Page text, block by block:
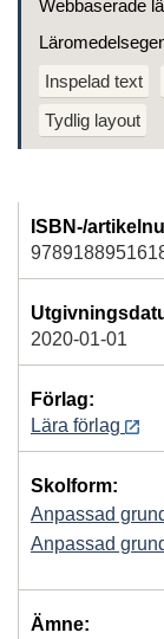
Webbaserade
Inspelad text
Tydlig layout
ISBN-/
2020-01-01
Förlag:
Lära förlag
Skolform:
Anpassad
Anpassad
Ämne: